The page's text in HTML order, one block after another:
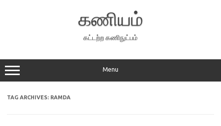
கணியம்
கட்டற்ற கணிநுட்பம்
Menu
TAG ARCHIVES: RAMDA